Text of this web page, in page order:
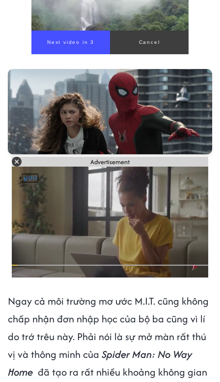
Advertisement
Ngay cả môi trường mơ ước M.I.T. cũng không
chấp nhận đơn nhập học của bộ ba cũng vì lí
do trớ trêu này. Phải nói là sự mở màn rất thú
vị và thông minh của Spider Man: No Way
Home đã tạo ra rất nhiều khoảng không gian